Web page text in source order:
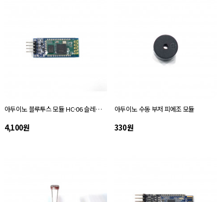
아두이노 블루투스 모듈 HC-06 슬레이브 고정 slave
4,100원
아두이노 수동 부저 피에조 모듈
330원